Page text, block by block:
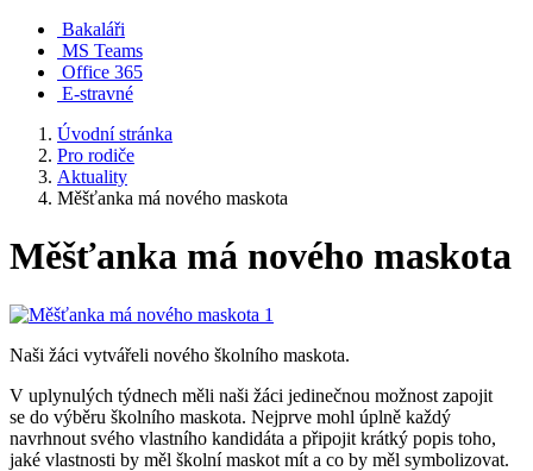
Bakaláři
MS Teams
Office 365
E-stravné
Úvodní stránka
Pro rodiče
Aktuality
Měšťanka má nového maskota
Měšťanka má nového maskota
Naši žáci vytvářeli nového školního maskota.
V uplynulých týdnech měli naši žáci jedinečnou možnost zapojit
se do výběru školního maskota. Nejprve mohl úplně každý
navrhnout svého vlastního kandidáta a připojit krátký popis toho,
jaké vlastnosti by měl školní maskot mít a co by měl symbolizovat.